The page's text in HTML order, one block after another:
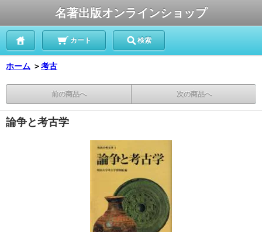
名著出版オンラインショップ
カート 検索
ホーム ＞考古
前の商品へ 次の商品へ
論争と考古学